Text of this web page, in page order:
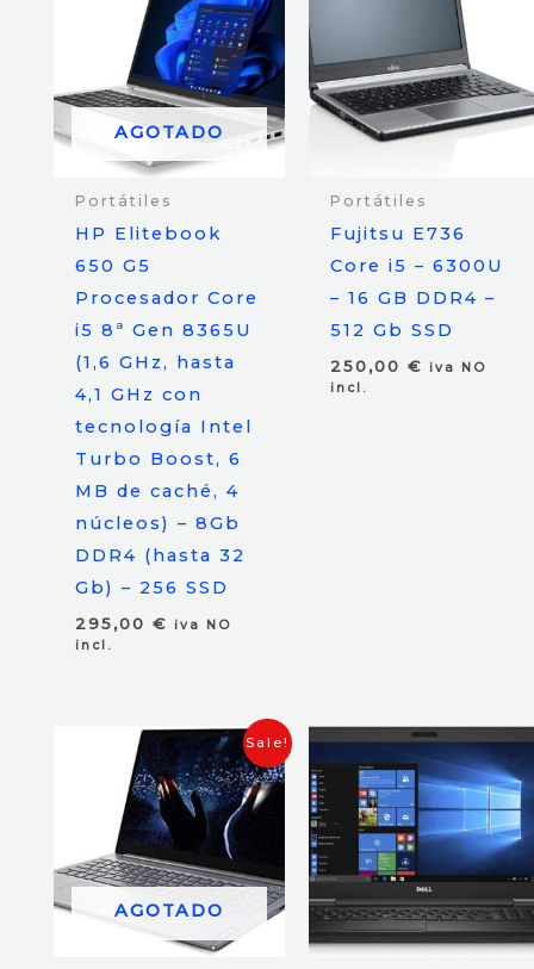
AGOTADO
Portátiles
HP Elitebook
650 G5
Procesador Core
i5 8ª Gen 8365U
(1,6 GHz, hasta
4,1 GHz con
tecnología Intel
Turbo Boost, 6
MB de caché, 4
núcleos) – 8Gb
DDR4 (hasta 32
Gb) – 256 SSD
295,00 €
iva NO
incl.
Portátiles
Fujitsu E736
Core i5 – 6300U
– 16 GB DDR4 –
512 Gb SSD
250,00 €
iva NO
incl.
Sale!
AGOTADO